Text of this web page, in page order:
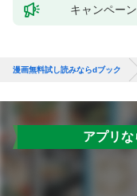
キャンペーン
漫画無料試し読みならdブック
アプリな